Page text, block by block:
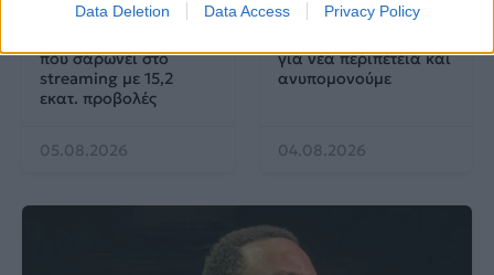
Data Deletion Data Access Privacy Policy
«The Devil Wears
που σαρώνει στο
streaming με 15,2
εκατ. προβολές
05.08.2026
«Barbie 2»: Η Barbie
για νέα περιπέτεια και
ανυπομονούμε
04.08.2026